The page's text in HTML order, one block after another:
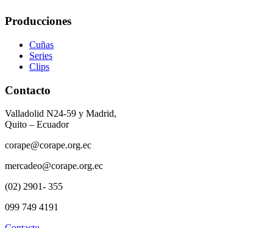
Producciones
Cuñas
Series
Clips
Contacto
Valladolid N24-59 y Madrid,
Quito – Ecuador
corape@corape.org.ec
mercadeo@corape.org.ec
(02) 2901- 355
099 749 4191